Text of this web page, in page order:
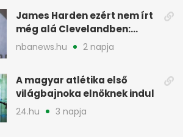
James Harden ezért nem írt
még alá Clevelandben:
pénzügyi okok
nbanews.hu 2 napja
A magyar atlétika első
világbajnoka elnöknek indul
24.hu 3 napja